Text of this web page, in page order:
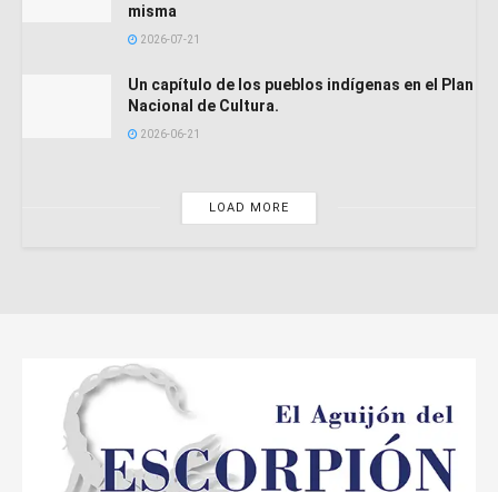
misma
2026-07-21
Un capítulo de los pueblos indígenas en el Plan
Nacional de Cultura.
2026-06-21
LOAD MORE